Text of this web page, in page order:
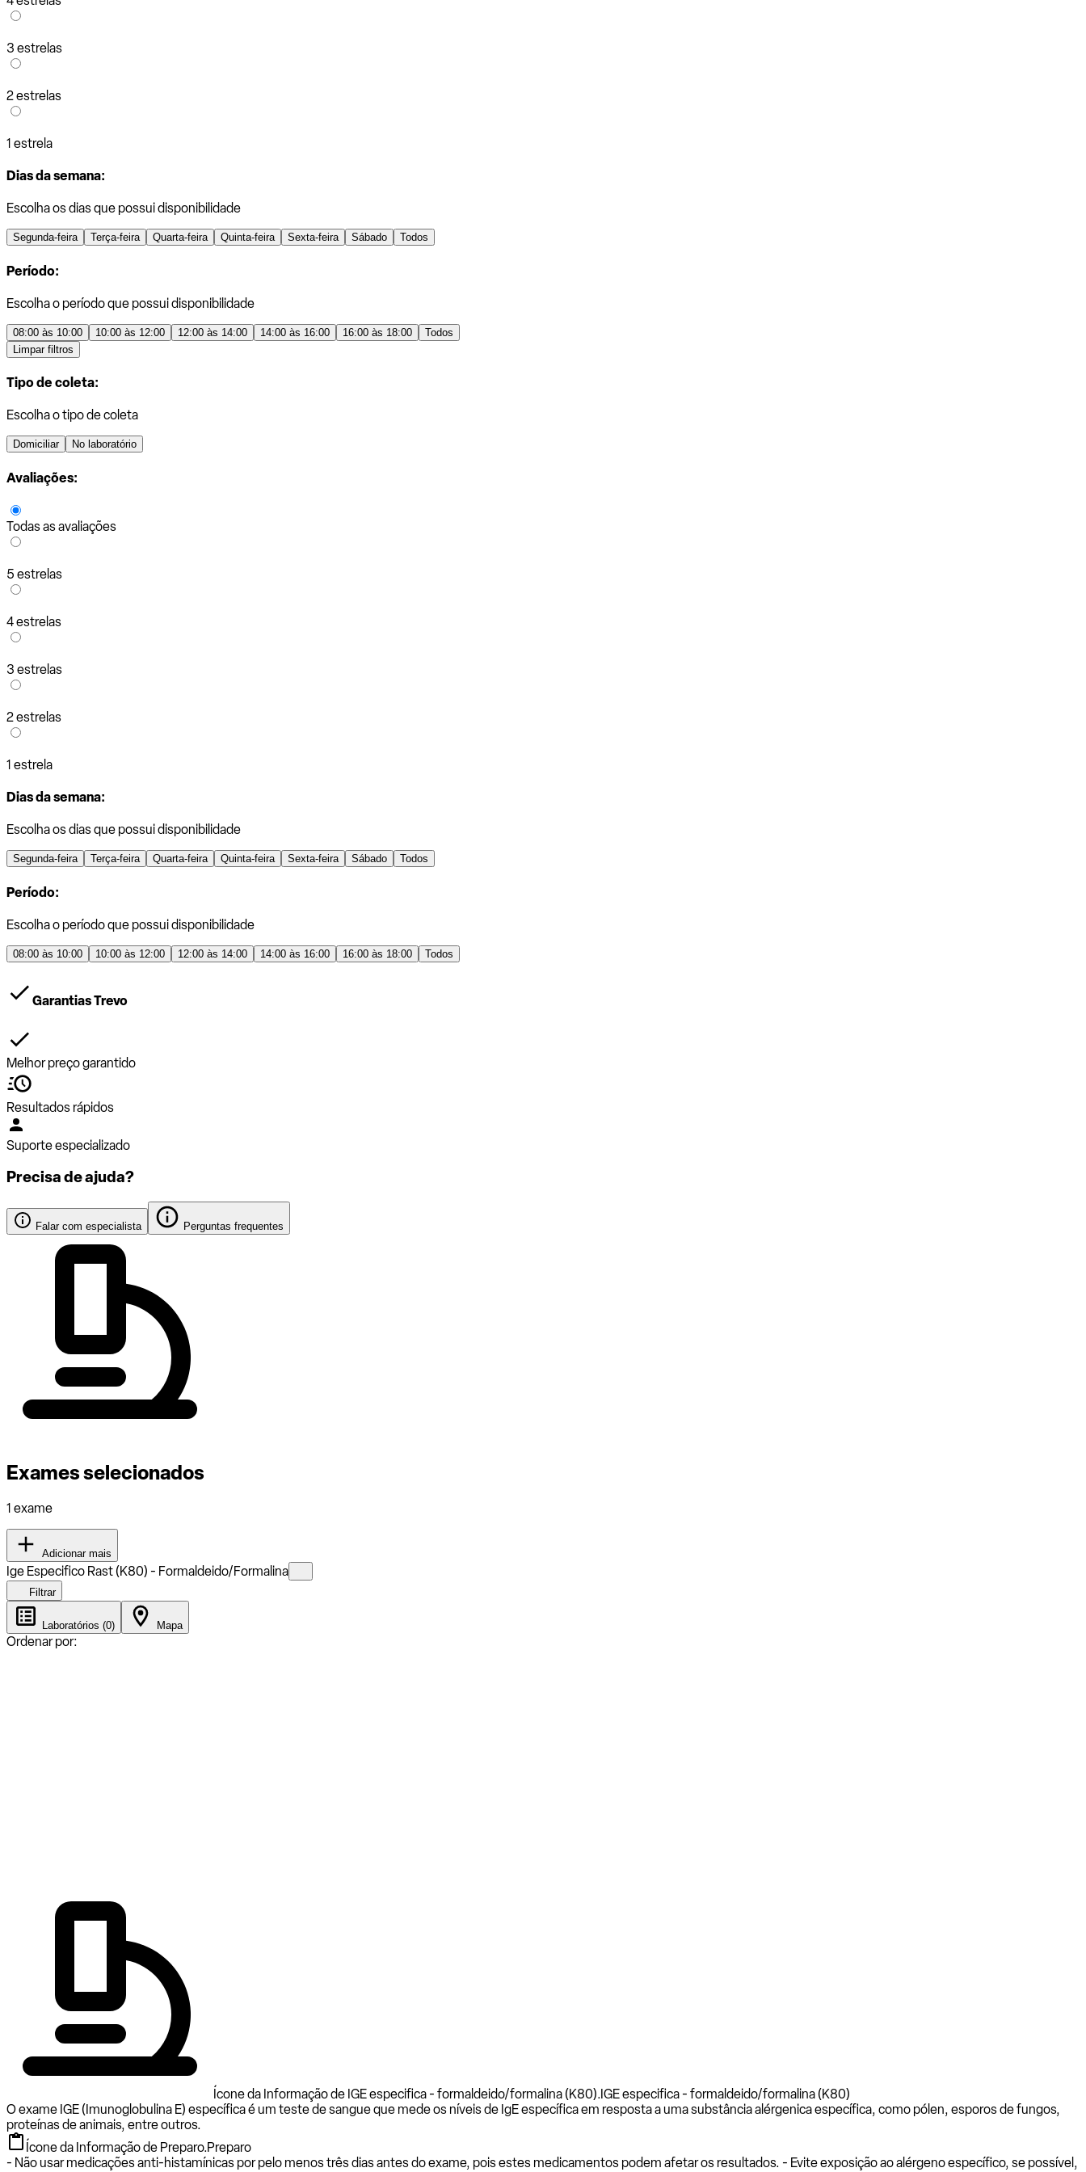
3 estrelas
2 estrelas
1 estrela
Dias da semana:
Escolha os dias que possui disponibilidade
Segunda-feira Terça-feira Quarta-feira Quinta-feira Sexta-feira Sábado Todos
Período:
Escolha o período que possui disponibilidade
08:00 às 10:00 10:00 às 12:00 12:00 às 14:00 14:00 às 16:00 16:00 às 18:00
Todos
Limpar filtros
Tipo de coleta:
Escolha o tipo de coleta
Domiciliar No laboratório
Avaliações:
Todas as avaliações
5 estrelas
4 estrelas
3 estrelas
2 estrelas
1 estrela
Dias da semana:
Escolha os dias que possui disponibilidade
Segunda-feira Terça-feira Quarta-feira Quinta-feira Sexta-feira Sábado Todos
Período:
Escolha o período que possui disponibilidade
08:00 às 10:00 10:00 às 12:00 12:00 às 14:00 14:00 às 16:00 16:00 às 18:00 Todos
Garantias Trevo
Melhor preço garantido
Resultados rápidos
Suporte especializado
Precisa de ajuda?
Falar com especialista Perguntas frequentes
Exames selecionados
1 exame
Adicionar mais
Ige Especifico Rast (K80) - Formaldeido/Formalina
Filtrar
Laboratórios (0) Mapa
Ordenar por:
Ícone da Informação de IGE especifica - formaldeido/formalina (K80).IGE especifica - formaldeido/formalina (K80)
O exame IGE (Imunoglobulina E) específica é um teste de sangue que mede os níveis de IgE específica em resposta a uma substância alérgenica específica, como pólen, esporos de fungos,
proteínas de animais, entre outros.
Ícone da Informação de Preparo.Preparo
- Não usar medicações anti-histamínicas por pelo menos três dias antes do exame, pois estes medicamentos podem afetar os resultados. - Evite exposição ao alérgeno específico, se possível,